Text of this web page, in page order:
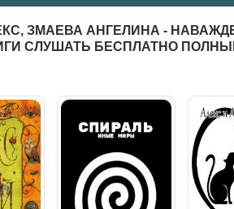
ЗМАЕВА АНГЕЛИНА -
СЛУШАТЬ БЕСПЛАТНО